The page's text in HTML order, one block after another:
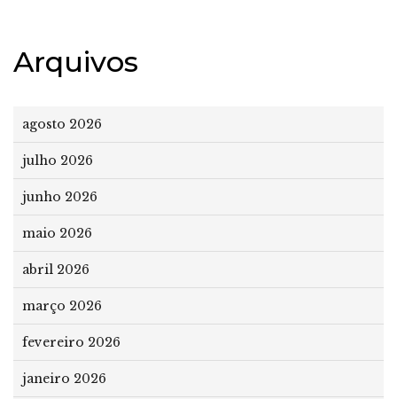
Arquivos
agosto 2026
julho 2026
junho 2026
maio 2026
abril 2026
março 2026
fevereiro 2026
janeiro 2026